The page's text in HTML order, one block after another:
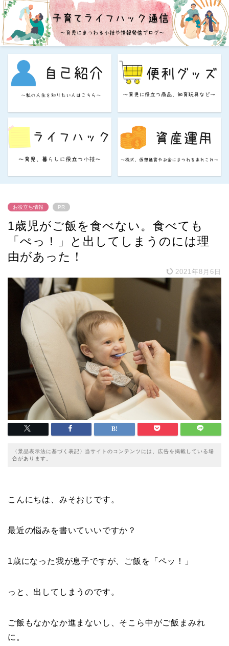
お役立ち情報 PR
1歳児がご飯を食べない。食べても
「ぺっ！」と出してしまうのには理
由があった！
2021年8月6日
〈景品表示法に基づく表記〉当サイトのコンテンツには、広告を掲載している場
合があります。
こんにちは、みそおじです。
最近の悩みを書いていいですか？
1歳になった我が息子ですが、ご飯を「ペッ！」
っと、出してしまうのです。
ご飯もなかなか進まないし、そこら中がご飯まみれ
に。